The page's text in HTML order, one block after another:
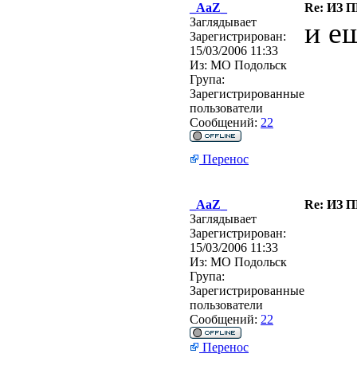
_AaZ_
Re: ИЗ
Заглядывает
Зарегистрирован:
15/03/2006 11:33
Из: МО Подольск
Група:
Зарегистрированные
пользователи
Сообщений: 22
и
Перенос
_AaZ_
Re: ИЗ
Заглядывает
Зарегистрирован:
15/03/2006 11:33
Из: МО Подольск
Група:
Зарегистрированные
пользователи
Сообщений: 22
Перенос